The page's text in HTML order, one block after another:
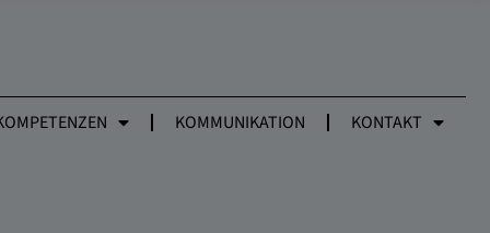
KOMMUNIKATION KONTAKT